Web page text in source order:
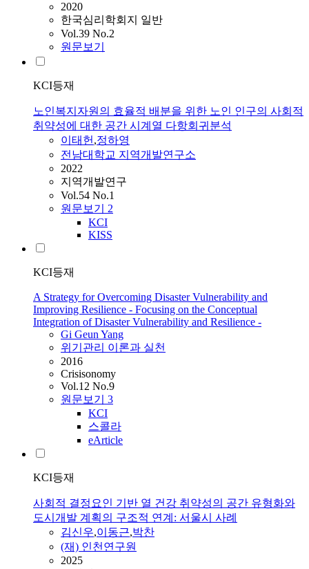
2020
한국심리학회지 일반
Vol.39 No.2
원문보기
KCI등재
노인복지자원의 효율적 배분을 위한 노인 인구의 사회적
취약성에 대한 공간 시계열 다항회귀분석
이태헌,정하영
전남대학교 지역개발연구소
2022
지역개발연구
Vol.54 No.1
원문보기 2
KCI
KISS
KCI등재
A Strategy for Overcoming Disaster Vulnerability and
Improving Resilience - Focusing on the Conceptual
Integration of Disaster Vulnerability and Resilience -
Gi Geun Yang
위기관리 이론과 실천
2016
Crisisonomy
Vol.12 No.9
원문보기 3
KCI
스콜라
eArticle
KCI등재
사회적 결정요인 기반 열 건강 취약성의 공간 유형화와
도시개발 계획의 구조적 연계: 서울시 사례
김신우,이동근,박찬
(재) 인천연구원
2025